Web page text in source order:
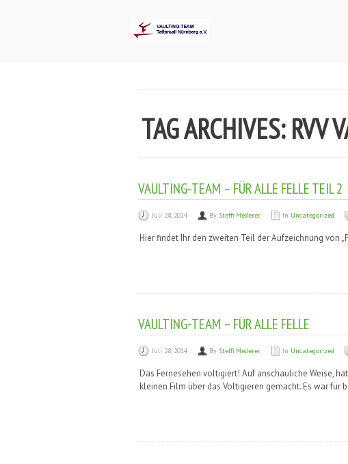
TAG ARCHIVES: RVV
VAULTING-TEAM – FÜR ALLE FELLE TEIL 2
Juli 28, 2014 By Steffi Mederer In Uncategorized
Hier findet Ihr den zweiten Teil der Aufzeichnung von
VAULTING-TEAM – FÜR ALLE FELLE
Juli 28, 2014 By Steffi Mederer In Uncategorized
Das Fernesehen voltigiert! Auf anschauliche Weise,
kleinen Film über das Voltigieren gemacht. Es war